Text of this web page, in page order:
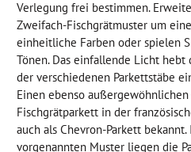
Verlegung frei bestimmen.
Zweifach-Fischgrätmuster um
einheitliche Farben oder spielen
Tönen. Das einfallende Licht
der verschiedenen Parkettstäbe
Einen ebenso
Fischgrätparkett in der
auch als Chevron-Parkett
vorgenannten Muster liegen die